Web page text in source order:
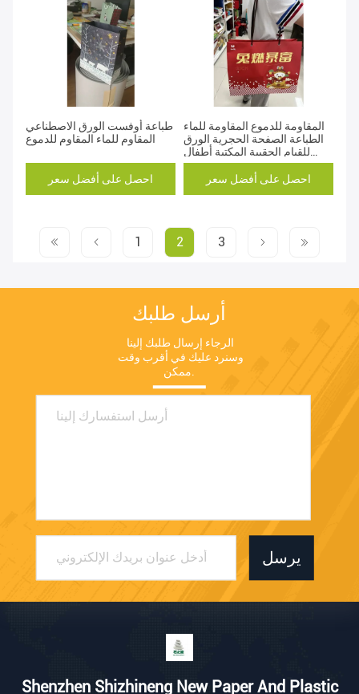
طباعة أوفست الورق الاصطناعي
المقاوم للماء المقاوم للدموع
احصل على أفضل سعر
المقاومة للدموع المقاومة للماء
الطباعة الصفحة الحجرية الورق
للقيام الحقيبة المكتبة أطفال
الكتب
احصل على أفضل سعر
1 2 3
أرسل طلبك
ممكن.
يرسل
Shenzhen Shizhineng New Paper And Plastic